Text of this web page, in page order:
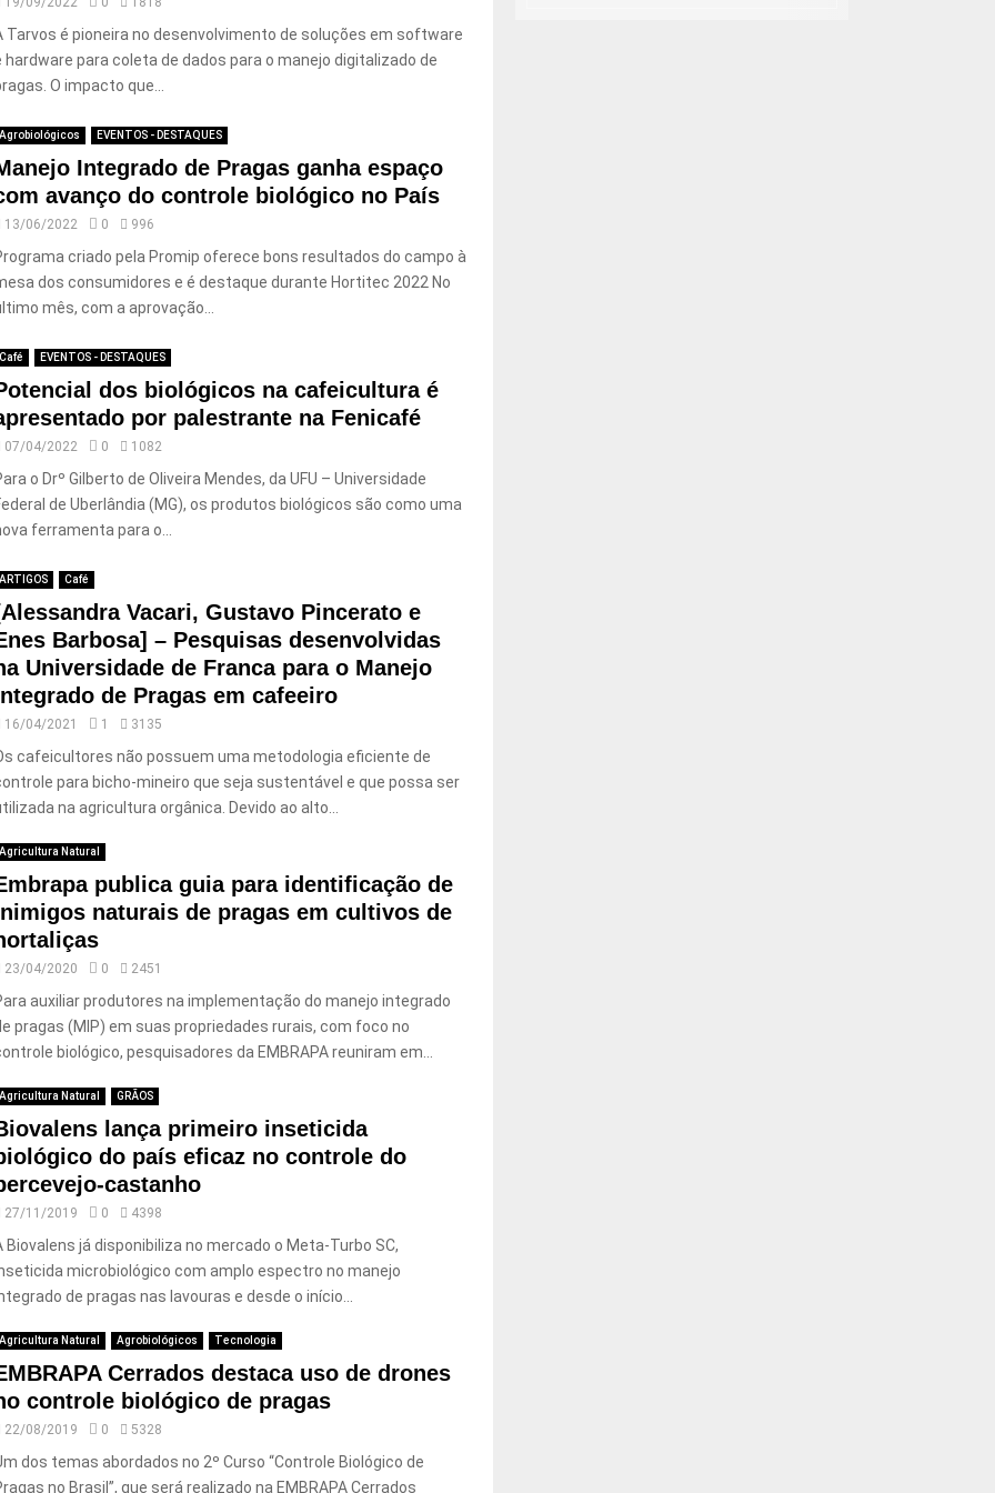
Tarvos é pioneira no desenvolvimento de soluções em software
hardware para coleta de dados para o manejo digitalizado de
O impacto que...
Agrobiológicos EVENTOS - DESTAQUES
Integrado de Pragas ganha espaço
avanço do controle biológico no País
13/06/2022 0 996
criado pela Promip oferece bons resultados do campo à
dos consumidores e é destaque durante Hortitec 2022 No
mês, com a aprovação...
Café EVENTOS - DESTAQUES
dos biológicos na cafeicultura é
por palestrante na Fenicafé
07/04/2022 0 1082
o Drº Gilberto de Oliveira Mendes, da UFU – Universidade
de Uberlândia (MG), os produtos biológicos são como uma
ferramenta para o...
ARTIGOS Café
Vacari, Gustavo Pincerato e
Barbosa] – Pesquisas desenvolvidas
Universidade de Franca para o Manejo
de Pragas em cafeeiro
16/04/2021 1 3135
cafeicultores não possuem uma metodologia eficiente de
para bicho-mineiro que seja sustentável e que possa ser
na agricultura orgânica. Devido ao alto...
Agricultura Natural
publica guia para identificação de
naturais de pragas em cultivos de
23/04/2020 0 2451
auxiliar produtores na implementação do manejo integrado
pragas (MIP) em suas propriedades rurais, com foco no
biológico, pesquisadores da EMBRAPA reuniram em...
Agricultura Natural GRÃOS
lança primeiro inseticida
do país eficaz no controle do
castanho
27/11/2019 0 4398
Biovalens já disponibiliza no mercado o Meta-Turbo SC,
microbiológico com amplo espectro no manejo
de pragas nas lavouras e desde o início...
Agricultura Natural Agrobiológicos Tecnologia
Cerrados destaca uso de drones
controle biológico de pragas
22/08/2019 0 5328
dos temas abordados no 2º Curso “Controle Biológico de
no Brasil”, que será realizado na EMBRAPA Cerrados